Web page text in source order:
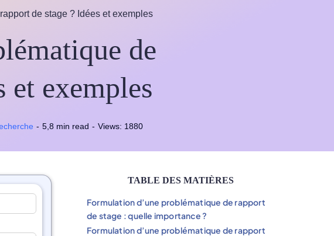
de stage ? Idées et exemples
de
et exemples
- 5,8 min read - Views: 1880
TABLE DES MATIÈRES
Formulation d’une problématique de rapport
de stage : quelle importance ?
Formulation d’une problématique de rapport